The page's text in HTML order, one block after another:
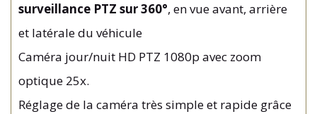
surveillance PTZ sur 360°, en vue avant, arrière
et latérale du véhicule
Caméra jour/nuit HD PTZ 1080p avec zoom
optique 25x.
Réglage de la caméra très simple et rapide grâce